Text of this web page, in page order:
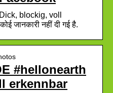
blockig, voll
जानकारी नहीं दी गई है.
#hellonearth
erkennbar